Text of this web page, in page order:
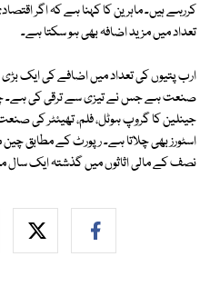
کررہے ہیں۔ ماہرین کا کہنا ہے کہ اگر
تعداد میں مزید اضافہ بھی ہو سکتا ہے۔
ارب پتیوں کی تعداد میں اضافے کی ایک
صنعت ہے جس نے تیزی سے ترقی کی
جینلین کا گروپ ہوٹل، فلم، تھیئٹر کی
اسٹورز بھی چلاتا ہے۔ رپورٹ کے مطابق چین
نصف کے مالی اثاثوں میں گذشتہ ایک سال